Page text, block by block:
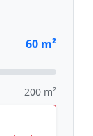
60 m²
200 m²